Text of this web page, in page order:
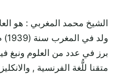
الشيخ محمد المغربي : هو
ولد في المغرب سنة (1939) م ، وهو من أسرة علمية عريقة .
برز في عدد من العلوم ونبغ
متقنا للُّغة الفرنسية ,